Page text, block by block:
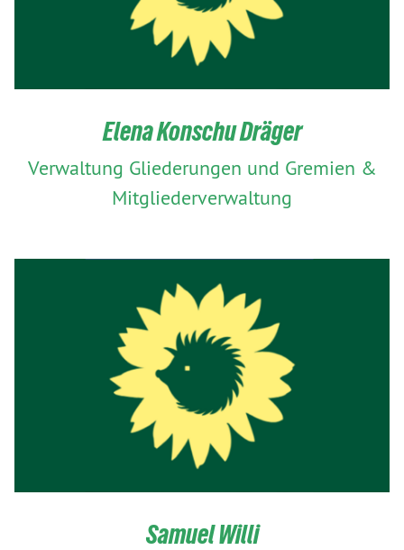
Elena Konschu Dräger
Verwaltung Gliederungen und Gremien &
Mitgliederverwaltung
Samuel Willi